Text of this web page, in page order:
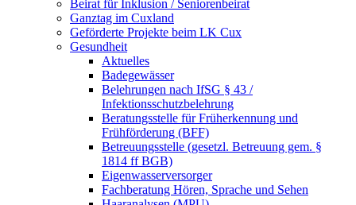
Beirat für Inklusion / Seniorenbeirat
Ganztag im Cuxland
Geförderte Projekte beim LK Cux
Gesundheit
Aktuelles
Badegewässer
Belehrungen nach IfSG § 43 /
Infektionsschutzbelehrung
Beratungsstelle für Früherkennung und
Frühförderung (BFF)
Betreuungsstelle (gesetzl. Betreuung gem. §
1814 ff BGB)
Eigenwasserversorger
Fachberatung Hören, Sprache und Sehen